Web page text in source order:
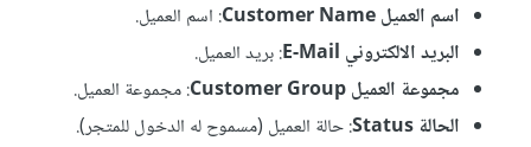
اسم العميل Customer Name
: اسم العميل.
البريد الالكتروني E-Mail
: بريد العميل.
مجموعة العميل Customer Group
: مجموعة العميل.
الحالة Status
: حالة العميل (مسموح له الدخول للمتجر).